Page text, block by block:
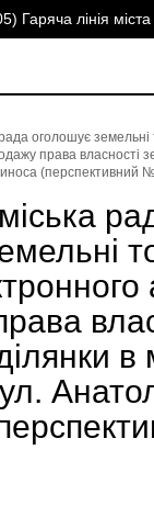
Гаряча лінія міста
оголошує земельні
права власності
(перспективний
в